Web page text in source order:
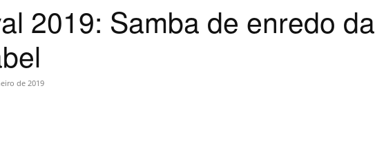
2019: Samba de enredo da
de 2019